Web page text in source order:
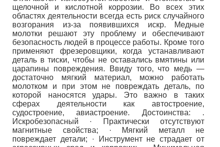
щелочной и кислотной коррозии. Во всех этих
областях деятельности всегда есть риск случайного
возгорания из-за появившихся искр. Медные
молотки решают эту проблему и обеспечивают
безопасность людей в процессе работы. Кроме того
применяют фрезеровщики, когда устанавливают
деталь в тиски, чтобы не оставались вмятины или
царапины повреждения. Ввиду того, что медь —
достаточно мягкий материал, можно работать
молотком и при этом не повреждать деталь, по
которой наносятся удары. Это важно в таких
сферах деятельности как автостроение,
судостроение, авиастроение. Достоинства: .
Искробезопасный · Практически отсутствуют
магнитные свойства; · Мягкий металл не
повреждает детали; · Инструмент не страдает от